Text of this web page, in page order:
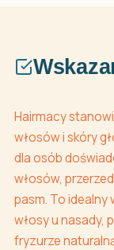
Hairmacy
włosów i skóry
dla osób
włosów,
pasm. To
włosy u nasady,
fryzurze